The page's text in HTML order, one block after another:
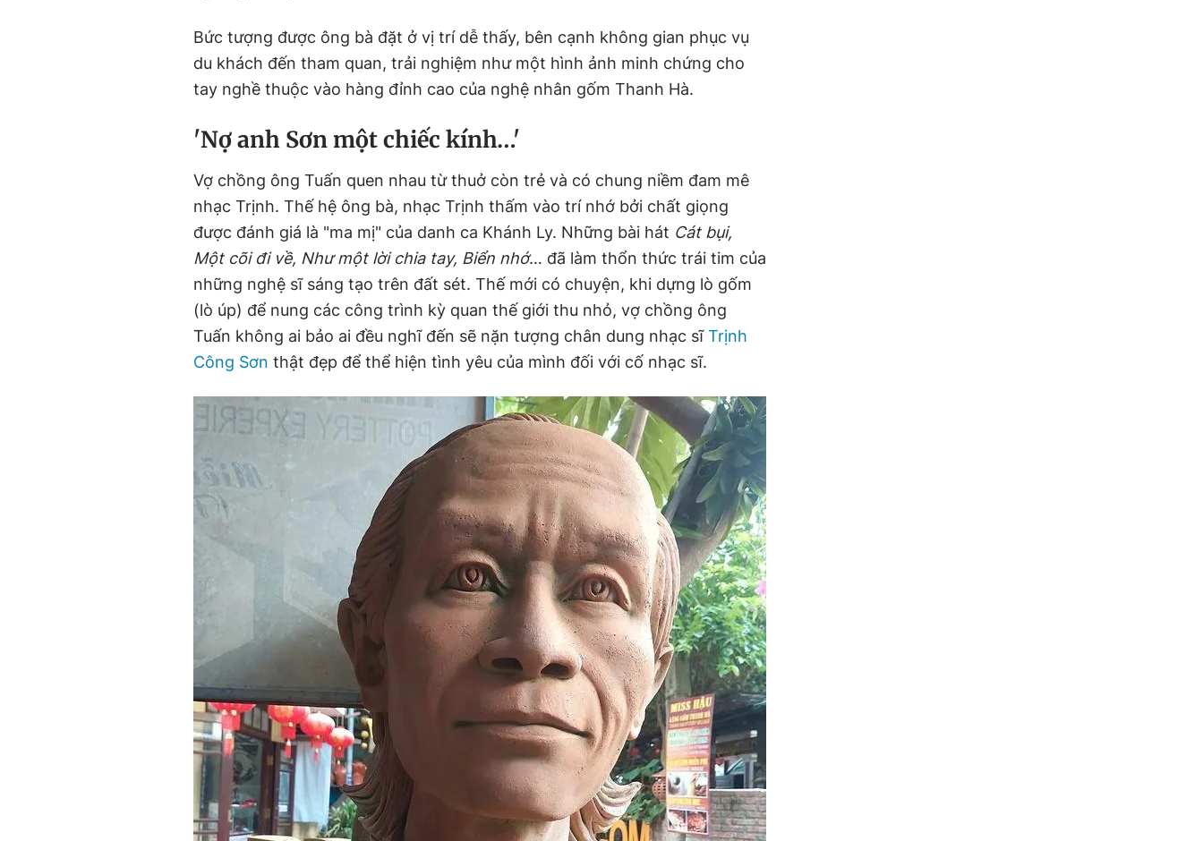
Bức tượng được ông bà đặt ở vị trí dễ thấy, bên cạnh không gian phục vụ
du khách đến tham quan, trải nghiệm như một hình ảnh minh chứng cho
tay nghề thuộc vào hàng đỉnh cao của nghệ nhân gốm Thanh Hà.
'Nợ anh Sơnmột chiếc kính…'
Vợ chồng ông Tuấn quen nhau từ thuở còn trẻ và có chung niềm đam mê
nhạc Trịnh. Thế hệ ông bà, nhạc Trịnh thấm vào trí nhớ bởi chất giọng
được đánh giá là "ma mị" của danh ca Khánh Ly. Những bài hát Cát bụi,
Một cõi đi về, Như một lời chia tay, Biển nhớ… đã làm thổn thức trái tim của
những nghệ sĩ sáng tạo trên đất sét. Thế mới có chuyện, khi dựng lò gốm
(lò úp) để nung các công trình kỳ quan thế giới thu nhỏ, vợ chồng ông
Tuấn không ai bảo ai đều nghĩ đến sẽ nặn tượng chân dung nhạc sĩTrịnh
Công Sơn thật đẹp để thể hiện tình yêu của mình đối với cố nhạc sĩ.